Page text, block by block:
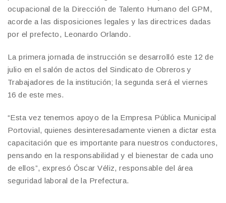
ocupacional de la Dirección de Talento Humano del GPM,
acorde a las disposiciones legales y las directrices dadas
por el prefecto, Leonardo Orlando.
La primera jornada de instrucción se desarrolló este 12 de
julio en el salón de actos del Sindicato de Obreros y
Trabajadores de la institución; la segunda será el viernes
16 de este mes.
“Esta vez tenemos apoyo de la Empresa Pública Municipal
Portovial, quienes desinteresadamente vienen a dictar esta
capacitación que es importante para nuestros conductores,
pensando en la responsabilidad y el bienestar de cada uno
de ellos”, expresó Óscar Véliz, responsable del área
seguridad laboral de la Prefectura.